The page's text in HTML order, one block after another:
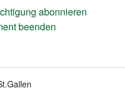
abonnieren
beenden